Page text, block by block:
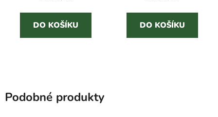
DO KOŠÍKU DO KOŠÍKU
Podobné produkty